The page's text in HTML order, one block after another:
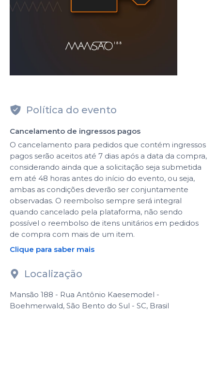
Política do evento
Cancelamento de ingressos pagos
O cancelamento para pedidos que contém ingressos
pagos serão aceitos até 7 dias após a data da compra,
considerando ainda que a solicitação seja submetida
em até 48 horas antes do início do evento, ou seja,
ambas as condições deverão ser conjuntamente
observadas. O reembolso sempre será integral
quando cancelado pela plataforma, não sendo
possível o reembolso de itens unitários em pedidos
de compra com mais de um item.
Clique para saber mais
Localização
Mansão 188 - Rua Antônio Kaesemodel -
Boehmerwald, São Bento do Sul - SC, Brasil